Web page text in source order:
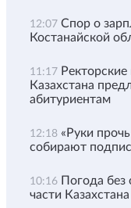
12:07 Спор о
Костанайской
11:17
Казахстана
абитуриентам
12:18 «Руки
собирают
10:16 Погода
части Казахстана